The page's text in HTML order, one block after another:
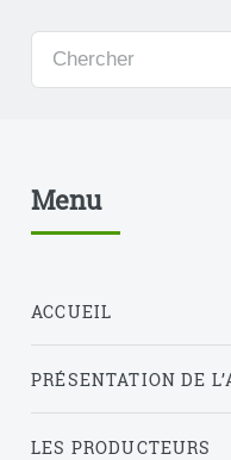
Menu
ACCUEIL
PRÉSENTATION DE
LES PRODUCTEURS